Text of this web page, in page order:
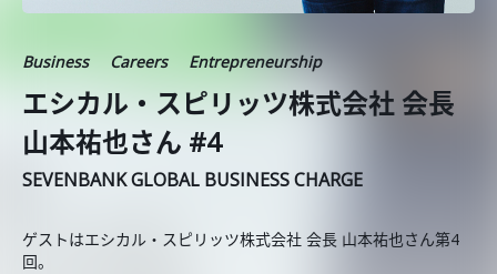
Business Careers Entrepreneurship
エシカル・スピリッツ株式会社 会長
山本祐也さん #4
SEVENBANK GLOBAL BUSINESS CHARGE
ゲストはエシカル・スピリッツ株式会社 会長 山本祐也さん第4
回。